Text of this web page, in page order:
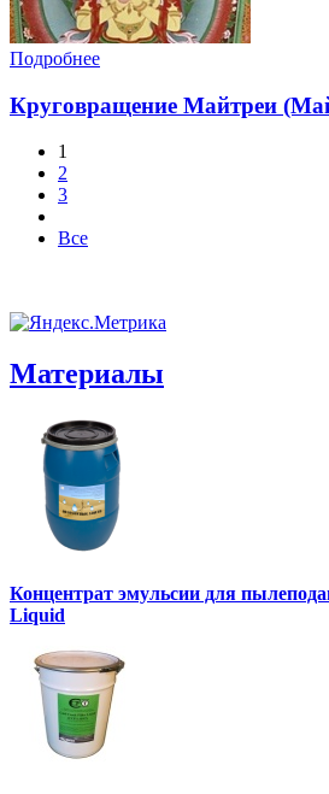
Подробнее
Круговращение Майтреи
1
2
3
Все
Материалы
Концентрат эмульсии для
Liquid